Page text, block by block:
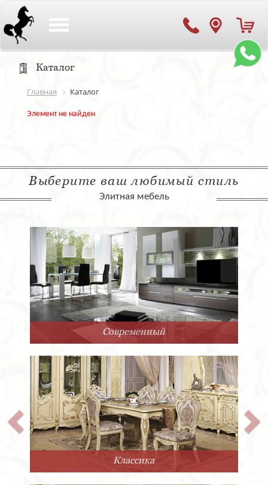
Каталог
Главная Каталог
Элемент не найден
Выберите ваш любимый стиль
Элитная мебель
Современный
Классика